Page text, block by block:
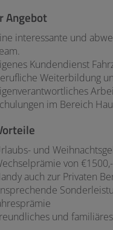
Angebot
interessante und
Kundendienst
Weiterbildung
im Bereich
und
von
auch zur Privaten
und